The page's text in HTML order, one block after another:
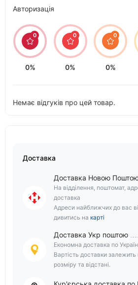
Авторизація
0
0%
0
0%
0
0%
Немає відгуків про цей товар.
Доставка
Доставка Новою
На відділення, поштомат,
доставка
Адреси найближчих до вас
дивитись на карті
Доставка Укр поштою
Економна доставка по
Вартість доставки залежить
розміру та відстані.